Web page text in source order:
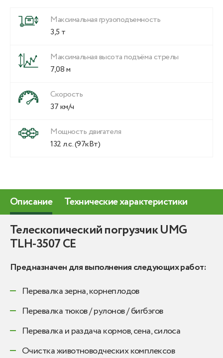
Максимальная грузоподъемность
3,5 т
Максимальная высота подъёма стрелы
7,08 м
Скорость
37 км/ч
Мощность двигателя
132 л.с. (97кВт)
Описание Технические характеристики
Телескопический погрузчик UMG
TLH-3507 CE
Предназначен для выполнения следующих работ:
Перевалка зерна, корнеплодов
Перевалка тюков / рулонов / бигбэгов
Перевалка и раздача кормов, сена, силоса
Очистка животноводческих комплексов